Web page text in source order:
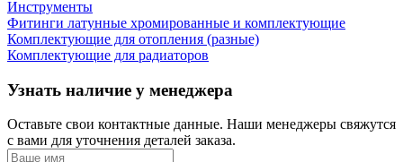
Инструменты
Фитинги латунные хромированные и комплектующие
Комплектующие для отопления (разные)
Комплектующие для радиаторов
Узнать наличие у менеджера
Оставьте свои контактные данные. Наши менеджеры свяжутся
с вами для уточнения деталей заказа.